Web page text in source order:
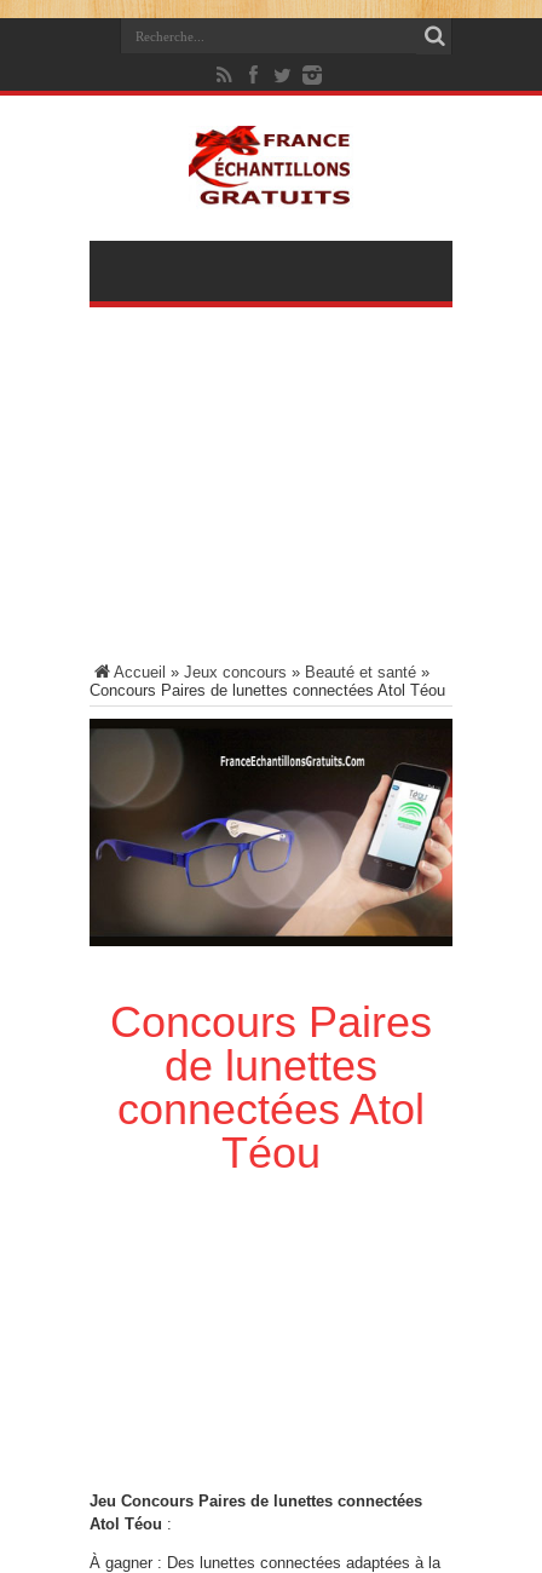
Accueil » Jeux concours » Beauté et santé »
Concours Paires de lunettes connectées Atol Téou
Concours Paires
de lunettes
connectées Atol
Téou
Jeu Concours Paires de lunettes connectées
Atol Téou :
À gagner : Des lunettes connectées adaptées à la